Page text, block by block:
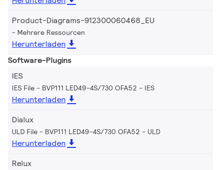
Product-Diagrams-912300060468_EU
Mehrere Ressourcen
Herunterladen
Software-Plugins
IES
IES File - BVP111 LED49-4S/730 OFA52 IES
Herunterladen
Dialux
ULD File - BVP111 LED49-4S/730 OFA52 ULD
Herunterladen
Relux